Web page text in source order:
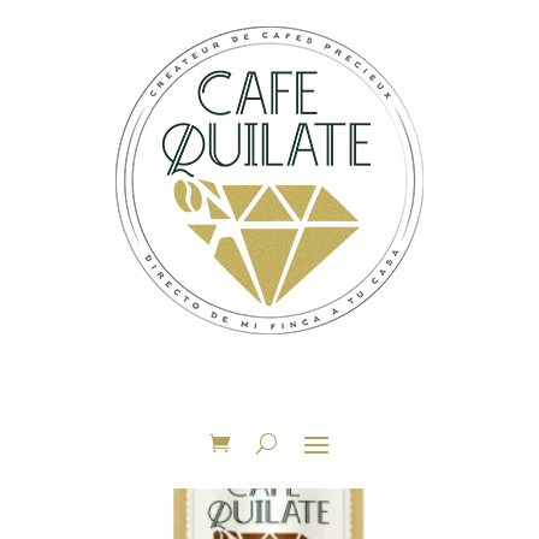
/ Produits identifiés “Chocolate 100%”
Chocolate 100%